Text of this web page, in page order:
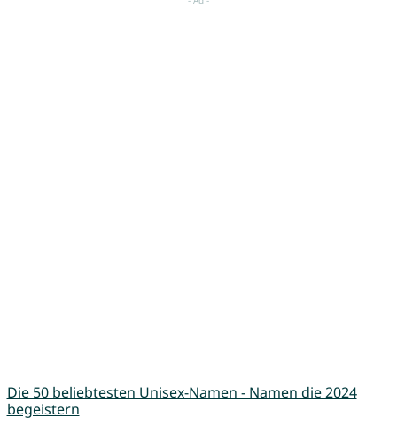
Die 50 beliebtesten Unisex-Namen - Namen die 2024
begeistern